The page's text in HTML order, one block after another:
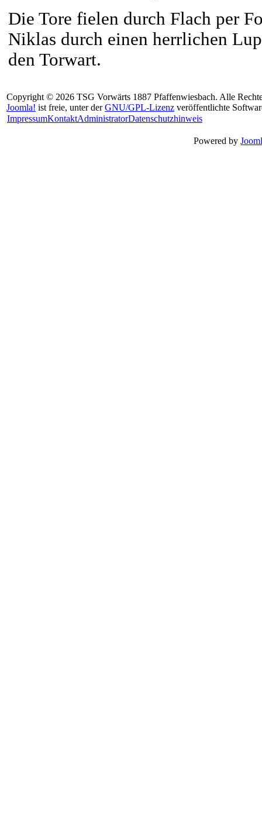
Die Tore fielen durch Flach per
Niklas durch einen herrlichen
den Torwart.
Copyright © 2026 TSG Vorwärts 1887 Pfaffenwiesbach. Alle
Joomla! ist freie, unter derGNU/GPL-Lizenz veröffentlichte
ImpressumKontaktAdministratorDatenschutzhinweis
Powered by